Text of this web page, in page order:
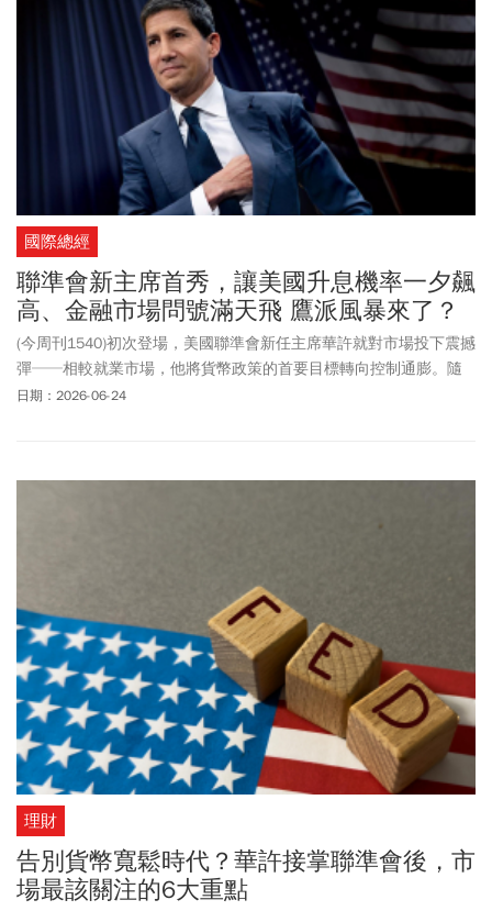
國際總經
聯準會新主席首秀，讓美國升息機率一夕飆
高、金融市場問號滿天飛 鷹派風暴來了？
(今周刊1540)初次登場，美國聯準會新任主席華許就對市場投下震撼
彈──相較就業市場，他將貨幣政策的首要目標轉向控制通膨。隨
之而來的是，升息預期扶搖直上，聯準會立場瞬間由鴿轉鷹，除了
日期：2026-06-24
理財
告別貨幣寬鬆時代？華許接掌聯準會後，市
場最該關注的6大重點